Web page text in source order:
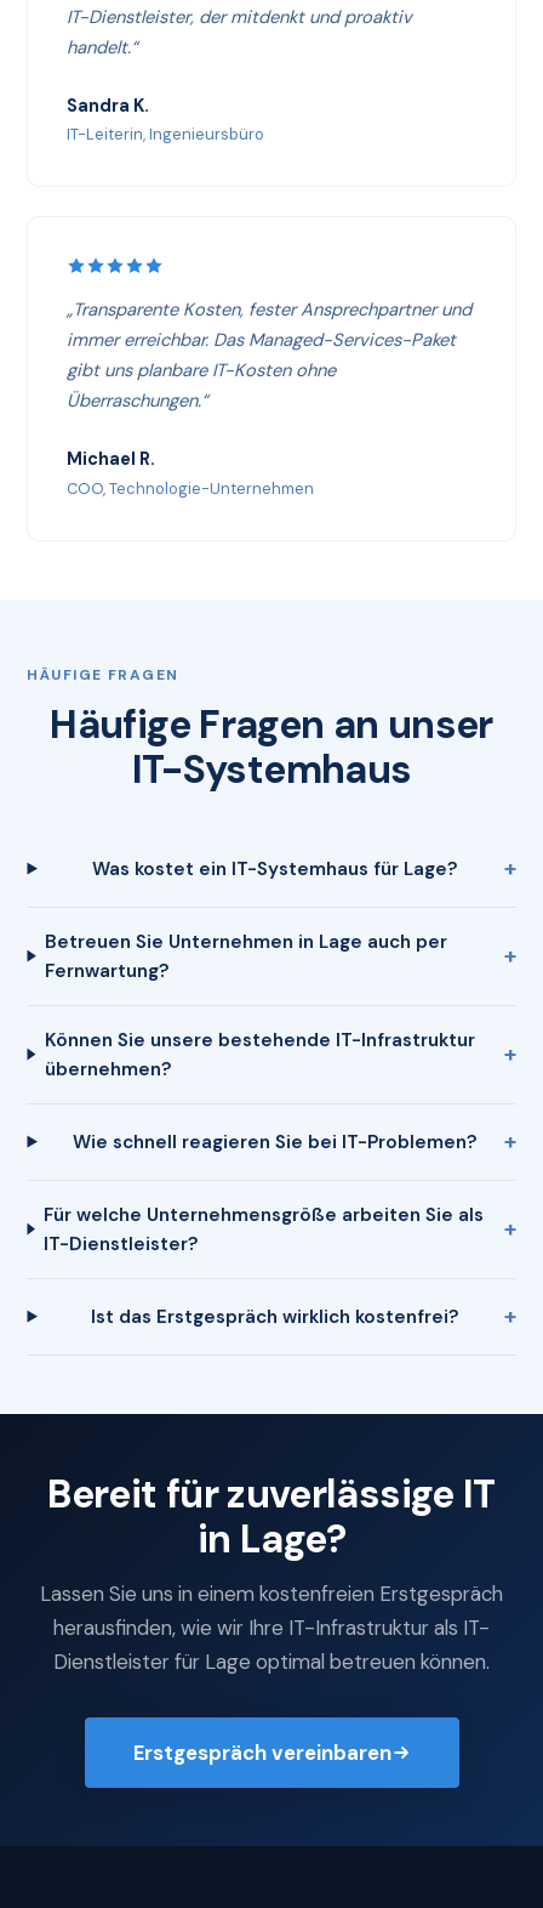
IT-Dienstleister, der mitdenkt und proaktiv
handelt.“
Sandra K.
IT-Leiterin, Ingenieursbüro
„Transparente Kosten, fester Ansprechpartner und
immer erreichbar. Das Managed-Services-Paket
gibt uns planbare IT-Kosten ohne
Überraschungen.“
Michael R.
COO, Technologie-Unternehmen
HÄUFIGE FRAGEN
Häufige Fragen an unser
IT-Systemhaus
Was kostet ein IT-Systemhaus für Lage?
Betreuen Sie Unternehmen in Lage auch per
Fernwartung?
Können Sie unsere bestehende IT-Infrastruktur
übernehmen?
Wie schnell reagieren Sie bei IT-Problemen?
Für welche Unternehmensgröße arbeiten Sie als
IT-Dienstleister?
Ist das Erstgespräch wirklich kostenfrei?
Bereit für zuverlässige IT
in Lage?
Lassen Sie uns in einem kostenfreien Erstgespräch
herausfinden, wie wir Ihre IT-Infrastruktur als IT-
Dienstleister für Lage optimal betreuen können.
Erstgespräch vereinbaren